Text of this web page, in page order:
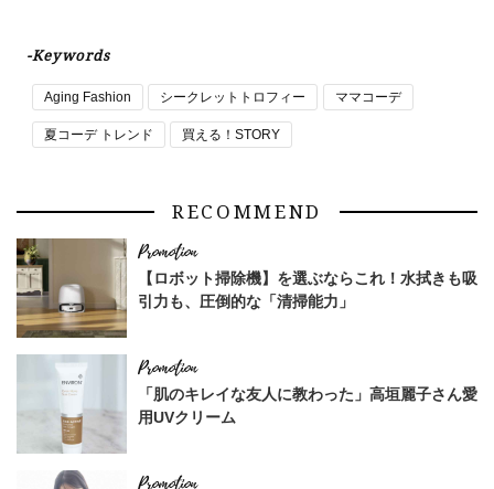
-Keywords
Aging Fashion シークレットトロフィー ママコーデ
夏コーデ トレンド 買える！STORY
RECOMMEND
【ロボット掃除機】を選ぶならこれ！水拭きも吸
引力も、圧倒的な「清掃能力」
「肌のキレイな友人に教わった」高垣麗子さん愛
用UVクリーム